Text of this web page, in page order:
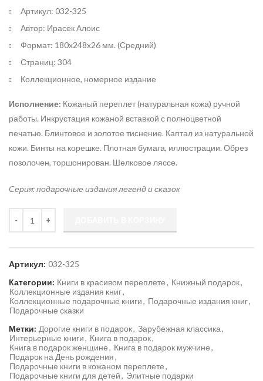
Артикул: 032-325
Автор: Ирасек Алоис
Формат: 180х248х26 мм. (Средний)
Страниц: 304
Коллекционное, номерное издание
Исполнение: Кожаный переплет (натуральная кожа) ручной
работы. Инкрустация кожаной вставкой с полноцветной
печатью. Блинтовое и золотое тиснение. Каптал из натуральной
кожи. Бинты на корешке. Плотная бумага, иллюстрации. Обрез
позолочен, торшонирован. Шелковое ляссе.
Серия: подарочные издания легенд и сказок
Артикул: 032-325
Категории: Книги в красивом переплете, Книжный подарок,
Коллекционные издания книг,
Коллекционные подарочные книги, Подарочные издания книг,
Подарочные сказки
Метки: Дорогие книги в подарок, Зарубежная классика,
Интерьерные книги, Книга в подарок,
Книга в подарок женщине, Книга в подарок мужчине,
Подарок на День рождения,
Подарочные книги в кожаном переплете,
Подарочные книги для детей, Элитные подарки